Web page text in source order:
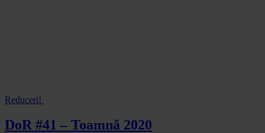
Reduceri!
DoR #41 – Toamnă 2020